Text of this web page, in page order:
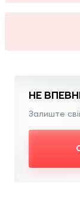
НЕ
Залиште